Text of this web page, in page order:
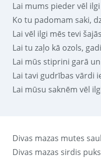
Lai mums pieder vēl
Ko tu padomam saki,
Lai vēl ilgi mēs tevi
Lai tu zaļo kā ozols,
Lai mūs stiprini garā
Lai tavi gudrības vārdi
Lai mūsu saknēm vēl
Divas mazas mutes
Divas mazas sirdis